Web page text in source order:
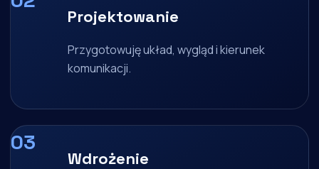
Projektowanie
Przygotowuję układ, wygląd i kierunek
komunikacji.
Wdrożenie